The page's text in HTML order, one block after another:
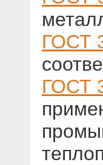
ГОСТ
ГОСТ